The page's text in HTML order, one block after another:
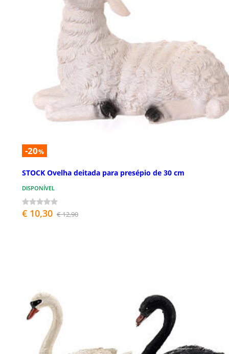
-20%
STOCK Ovelha deitada para presépio de 30 cm
DISPONÍVEL
€ 10,30 € 12,90